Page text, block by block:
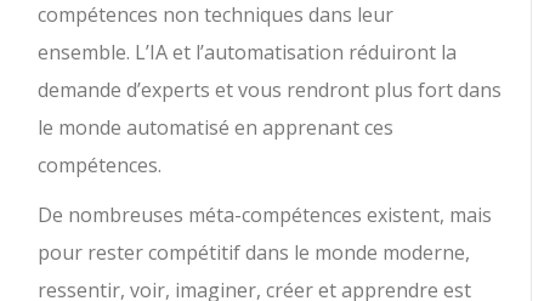
compétences non techniques dans leur
ensemble. L’IA et l’automatisation réduiront la
demande d’experts et vous rendront plus fort dans
le monde automatisé en apprenant ces
compétences.
De nombreuses méta-compétences existent, mais
pour rester compétitif dans le monde moderne,
ressentir, voir, imaginer, créer et apprendre est